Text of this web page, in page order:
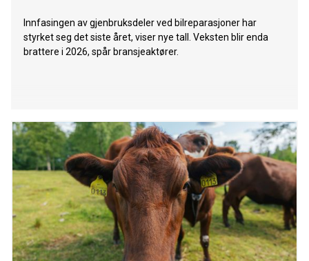
Innfasingen av gjenbruksdeler ved bilreparasjoner har
styrket seg det siste året, viser nye tall. Veksten blir enda
brattere i 2026, spår bransjeaktører.